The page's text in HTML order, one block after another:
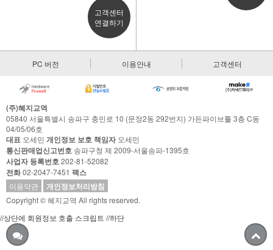
고객센터
연결하기
PC 버전 이용안내 고객센터
(주)혜지교역
05840 서울특별시 송파구 충민로 10 (문정2동 292번지) 가든파이브툴 3층 C동
04/05/06호
대표 오세민 개인정보 보호 책임자오세민
통신판매업신고번호 송파구청 제 2009-서울송파-1395호
사업자 등록번호202-81-52082
전화02-2047-7451 팩스
이용약관 개인정보처리방침
Copyright © 혜지교역 All rights reserved.
//상단에 회원정보 호출 스크립트 //하단